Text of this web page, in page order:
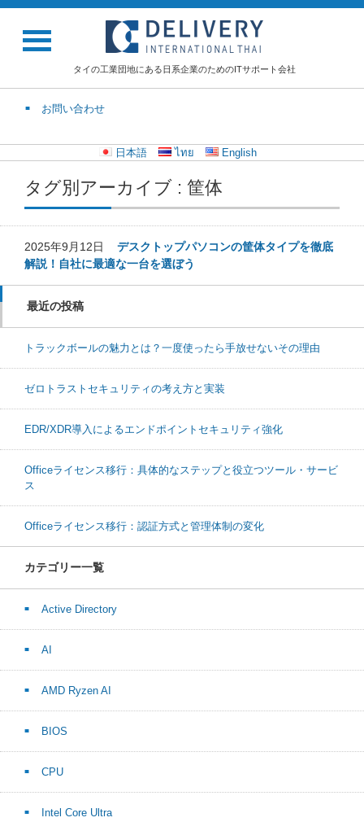
タイの工業団地にある日系企業のためのITサポート会社
お問い合わせ
日本語 ไทย English
タグ別アーカイブ : 筐体
2025年9月12日 デスクトップパソコンの筐体タイプを徹底
解説！自社に最適な一台を選ぼう
最近の投稿
トラックボールの魅力とは？一度使ったら手放せないその理由
ゼロトラストセキュリティの考え方と実装
EDR/XDR導入によるエンドポイントセキュリティ強化
Officeライセンス移行：具体的なステップと役立つツール・サービ
ス
Officeライセンス移行：認証方式と管理体制の変化
カテゴリー一覧
Active Directory
AI
AMD Ryzen AI
BIOS
CPU
Intel Core Ultra